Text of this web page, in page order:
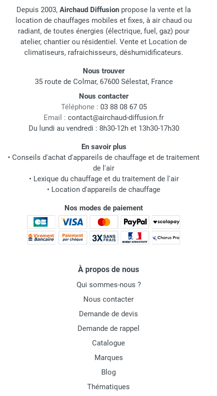
Depuis 2003, Airchaud Diffusion propose la vente et la
location de chauffages mobiles et fixes, à air chaud ou
radiant, de toutes énergies (électrique, fuel, gaz) pour
atelier, chantier ou résidentiel. Vente et Location de
climatiseurs, rafraichisseurs, déshumidificateurs.
Nous trouver
35 route de Colmar, 67600 Sélestat, France
Nous contacter
Téléphone : 03 88 08 67 05
Email : contact@airchaud-diffusion.fr
Du lundi au vendredi : 8h30-12h et 13h30-17h30
En savoir plus
• Conseils d'achat d'appareils de chauffage et de traitement
de l'air
• Lexique du chauffage et du traitement de l'air
• Location d'appareils de chauffage
Nos modes de paiement
À propos de nous
Qui sommes-nous ?
Nous contacter
Demande de devis
Demande de rappel
Catalogue
Marques
Blog
Thématiques